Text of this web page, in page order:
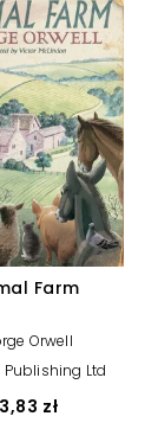
Farm
Orwell
Ltd
zł